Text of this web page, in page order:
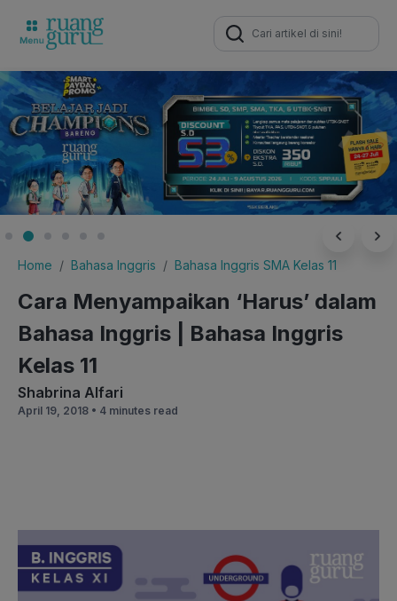
Search
for:
Home Bahasa Inggris Bahasa Inggris SMA Kelas 11
Cara Menyampaikan ‘Harus’ dalam
Bahasa Inggris | Bahasa Inggris
Kelas 11
Shabrina Alfari
April 19, 2018 • 4 minutes read